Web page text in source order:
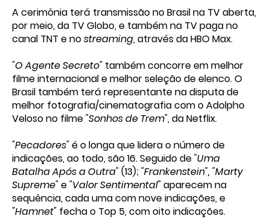
A cerimônia terá transmissão no Brasil na TV aberta,
por meio, da TV Globo, e também na TV paga no
canal TNT e nostreaming, através da HBO Max.
"O Agente Secreto" também concorre em melhor
filme internacional e melhor seleção de elenco. O
Brasil também terá representante na disputa de
melhor fotografia/cinematografia com o Adolpho
Veloso no filme"Sonhos de Trem", da Netflix.
"Pecadores"é o longa que lidera o número de
indicações, ao todo, são 16. Seguido de"Uma
Batalha Após a Outra"(13);"Frankenstein", "Marty
Supreme"e"Valor Sentimental"aparecem na
sequência, cada uma com nove indicações, e
"Hamnet" fecha o Top 5, com oito indicações.